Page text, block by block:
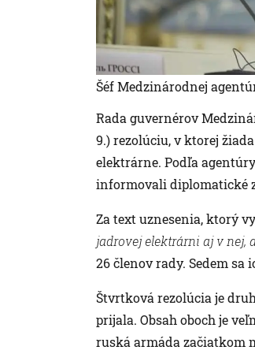
Šéf Medzinárodnej
Rada guvernérov
9.) rezolúciu, v ktorej
elektrárne. Podľa
informovali diplomatické
Za text uznesenia, ktorý
jadrovej elektrárni aj v nej,
26 členov rady. Sedem sa
Štvrtková rezolúcia je
prijala. Obsah oboch je
ruská armáda začiatkom